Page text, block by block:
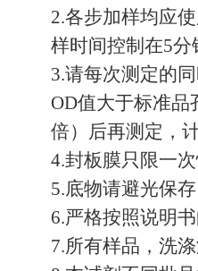
2.各步加样均应
样时间控制在5
3.请每次测定的
OD值大于标准
倍）后再测定，
4.封板膜只限一
5.底物请避光保
6.严格按照说明
7.所有样品，洗